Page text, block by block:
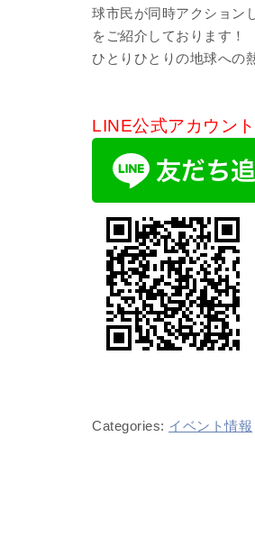
球市民が同時アクション
をご紹介しております！
ひとりひとりの地球への
LINE公式アカウン
Categories: イベント情報